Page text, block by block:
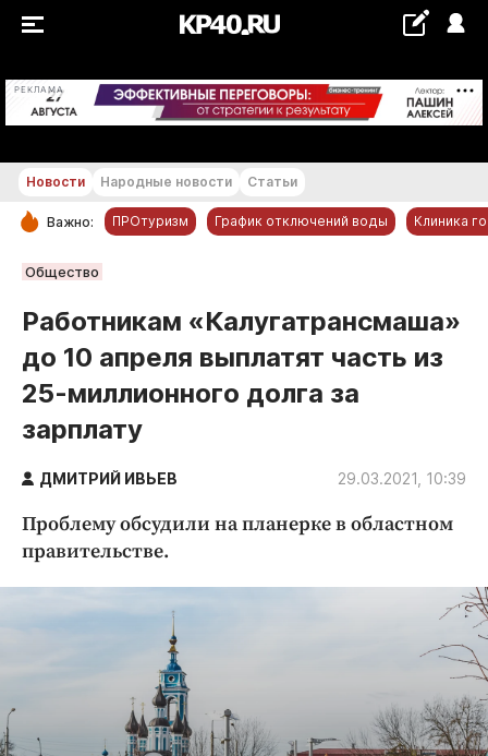
РЕКЛАМА +19...+20 °С
РУБРИКИ
Статьи
Народные новости
Авто и транспорт
Благоустройство
Культура
Праздники
Происшествия
Новости Народные новости Статьи
Важно: ПРОтуризм График отключений воды Клиника
Общество
Работникам «Калугатрансмаша»
до 10 апреля выплатят часть из
25-миллионного долга за
зарплату
ДМИТРИЙ ИВЬЕВ 29.03.2021, 10:39
Проблему обсудили на планерке в областном
правительстве.